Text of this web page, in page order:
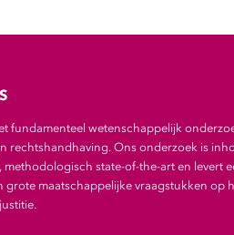
fundamenteel wetenschappelijk
rechtshandhaving. Ons onderzoek is
methodologisch state-of-the-art en levert
grote maatschappelijke vraagstukken op